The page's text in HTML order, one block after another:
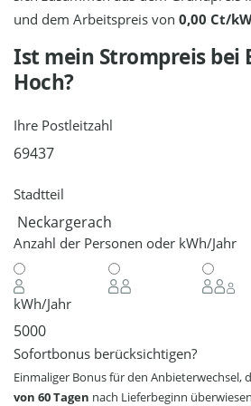
und dem Arbeitspreis von0,00 Ct/
Ist mein Strompreis bei
Hoch?
Ihre Postleitzahl
Stadtteil
Anzahl der Personen oder kWh/Jahr
kWh/Jahr
Sofortbonus berücksichtigen?
Einmaliger Bonus für den Anbieterwechsel,
von 60 Tagen nach Lieferbeginn